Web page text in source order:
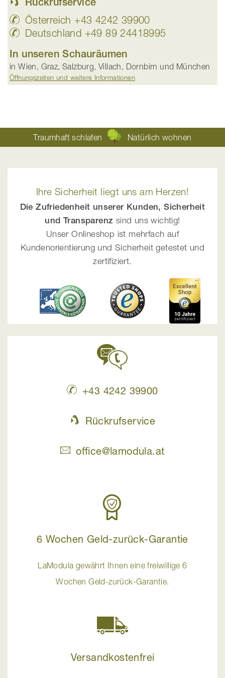
Österreich +43 4242 39900
Deutschland +49 89 24418995
In unseren Schauräumen
in Wien, Graz, Salzburg, Villach, Dornbirn und München
Öffnungszeiten und weitere Informationen
Traumhaft schlafen Natürlich wohnen
Ihre Sicherheit liegt uns am Herzen!
Die Zufriedenheit unserer Kunden, Sicherheit
und Transparenz sind uns wichtig!
Unser Onlineshop ist mehrfach auf
Kundenorientierung und Sicherheit getestet und
zertifiziert.
+43 4242 39900
Rückrufservice
office@lamodula.at
6 Wochen Geld-zurück-Garantie
LaModula gewährt Ihnen eine freiwillige 6
Wochen Geld-zurück-Garantie.
Versandkostenfrei